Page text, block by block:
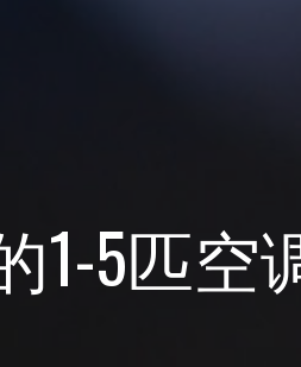
1-5匹空